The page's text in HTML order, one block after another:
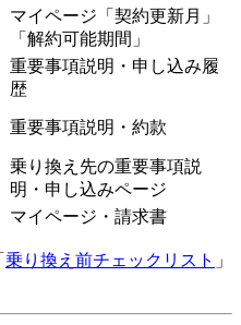
マイページ「契約更新月」
「解約可能期間」
重要事項説明・申し込み履
歴
重要事項説明・約款
乗り換え先の重要事項説
明・申し込みページ
マイページ・請求書
乗り換え前チェックリスト 」